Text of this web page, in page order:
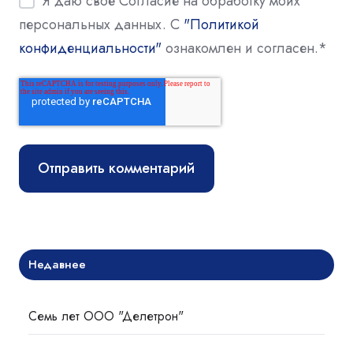
персональных данных. С "Политикой
конфиденциальности"ознакомлен и согласен.*
Недавнее
Семь лет ООО "Делетрон"